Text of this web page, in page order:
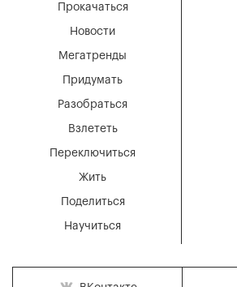
Мегатренды
Придумать
Разобраться
Взлететь
Новости
Переключиться
Жить
Поделиться
Научиться
Прокачаться